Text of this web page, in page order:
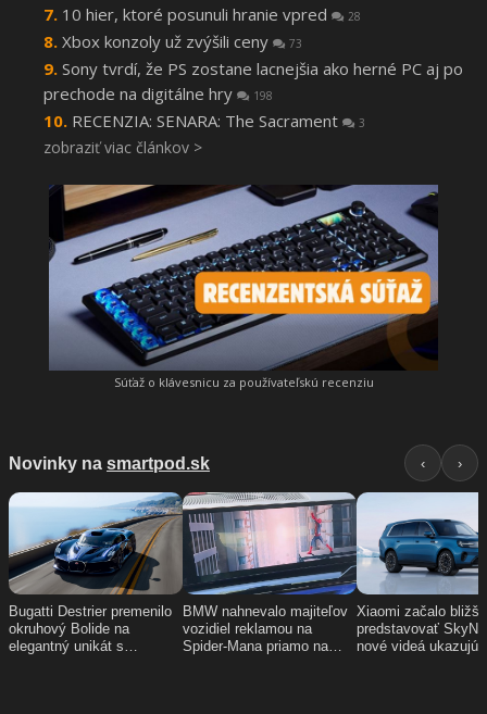
10 hier, ktoré posunuli hranie vpred 28
Xbox konzoly už zvýšili ceny 73
Sony tvrdí, že PS zostane lacnejšia ako herné PC aj po
prechode na digitálne hry
198
RECENZIA: SENARA: The Sacrament 3
zobraziť viac článkov >
Súťaž o klávesnicu za používateľskú recenziu